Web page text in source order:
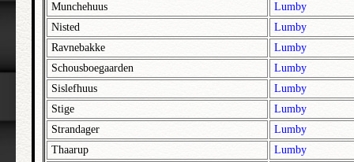
Munchehuus
Lumby
Nisted
Lumby
Ravnebakke
Lumby
Schousboegaarden
Lumby
Sislefhuus
Lumby
Stige
Lumby
Strandager
Lumby
Thaarup
Lumby